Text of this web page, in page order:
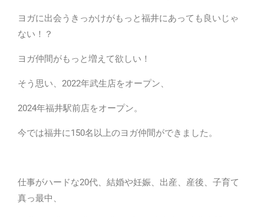
ヨガに出会うきっかけがもっと福井にあっても良いじゃ
ない！？
ヨガ仲間がもっと増えて欲しい！
そう思い、2022年武生店をオープン、
2024年福井駅前店をオープン。
今では福井に150名以上のヨガ仲間ができました。
仕事がハードな20代、結婚や妊娠、出産、産後、子育て
真っ最中、